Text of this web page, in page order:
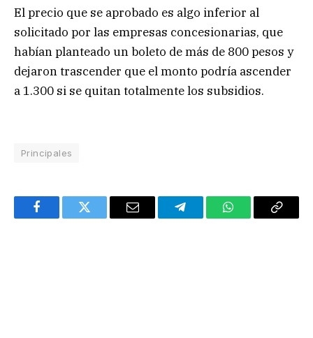
El precio que se aprobado es algo inferior al
solicitado por las empresas concesionarias, que
habían planteado un boleto de más de 800 pesos y
dejaron trascender que el monto podría ascender
a 1.300 si se quitan totalmente los subsidios.
Principales
FacebookTwitter Email TelegramWhatsAppCopy